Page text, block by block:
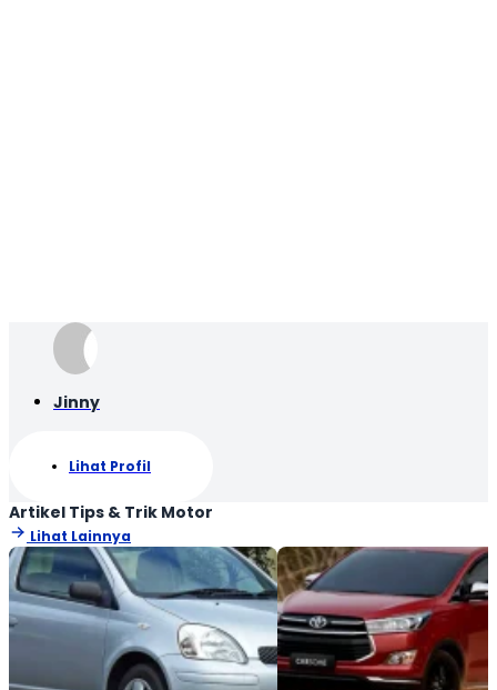
Jinny
Lihat Profil
Artikel Tips & Trik Motor
Lihat Lainnya